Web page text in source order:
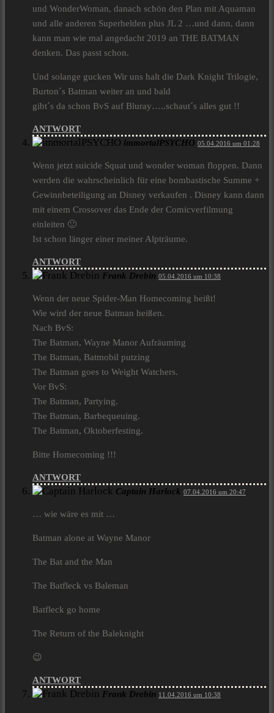
und WonderWoman, danach schön den Plan mit Aquaman
und alle anderen Superhelden plus JL 2 …und dann, dann
kann man wie mal angedacht 2019 an THE BATMAN
denken. Das passt schon.
Und solange gucken Wir uns halt die Dark Knight Trilogie,
Burton´s Batman weiter an und bald
gibt´s da schon BvS auf Bluray…..schaut´s alles gut !!
ANTWORT
immortalPSYCHO 05.04.2016 um 01:28
Wenn jetzt suicide Squat und wonder woman floppen. Dann
werden die wahrscheinlich für eine bombastische Summe +
Gewinnbeteiligung an Disney verkaufen . Disney kann dann
mit einem Crossover das Ende der Comicverfilmung
einleiten 🙂
Ist schon länger einer meiner Alpträume.
ANTWORT
Frank Drebin 05.04.2016 um 10:38
Wenn der neue Spider-Man Homecoming heißt!
Wie wird der neue Batman heißen.
Nach BvS:
The Batman, Wayne Manor Aufräuming
The Batman, Batmobil putzing
The Batman goes to Weight Watchers.
Vor BvS:
The Batman, Partying.
The Batman, Barbequeuing.
The Batman, Oktoberfesting.
Bitte Homecoming !!!
ANTWORT
Captain Harlock 07.04.2016 um 20:47
… wie wäre es mit …
Batman alone at Wayne Manor
The Bat and the Man
The Batfleck vs Baleman
Batfleck go home
The Return of the Baleknight
😉
ANTWORT
Frank Drebin 11.04.2016 um 10:38